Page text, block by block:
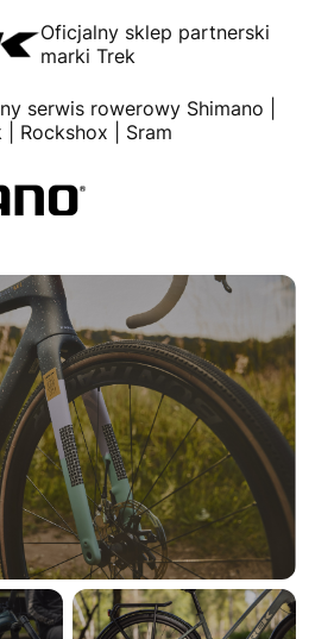
Oficjalny sklep partnerski
marki Trek
serwis rowerowy Shimano |
| Rockshox | Sram